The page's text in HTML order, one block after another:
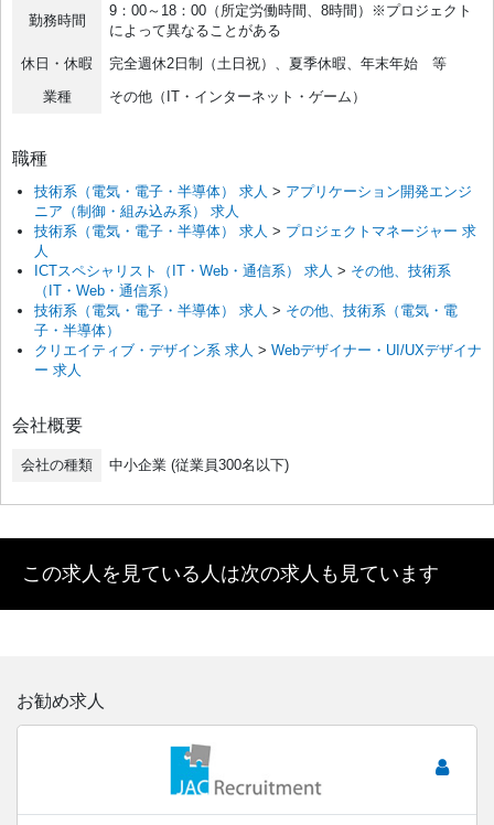
勤務時間
9：00～18：00（所定労働時間、8時間）※プロジェクト
によって異なることがある
休日・休暇
完全週休2日制（土日祝）、夏季休暇、年末年始 等
業種
その他（IT・インターネット・ゲーム）
職種
技術系（電気・電子・半導体） 求人 > アプリケーション開発エンジ
ニア（制御・組み込み系） 求人
技術系（電気・電子・半導体） 求人 > プロジェクトマネージャー 求
人
ICTスペシャリスト（IT・Web・通信系） 求人 > その他、技術系
（IT・Web・通信系）
技術系（電気・電子・半導体） 求人 > その他、技術系（電気・電
子・半導体）
クリエイティブ・デザイン系 求人 > Webデザイナー・UI/UXデザイナ
ー 求人
会社概要
会社の種類 中小企業 (従業員300名以下)
この求人を見ている人は次の求人も見ています
お勧め求人